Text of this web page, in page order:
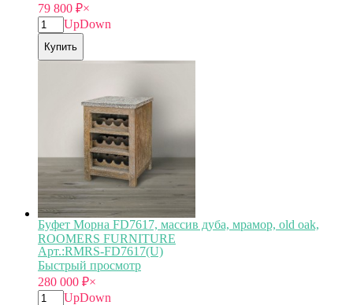
79 800 ₽×
UpDown
Купить
Буфет Морна FD7617, массив дуба, мрамор, old oak,
ROOMERS FURNITURE
Арт.:RMRS-FD7617(U)
Быстрый просмотр
280 000 ₽×
UpDown